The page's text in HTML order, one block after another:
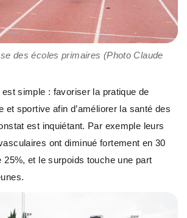
des écoles primaires (Photo Claude
est simple : favoriser la pratique de
et sportive afin d’améliorer la santé des
est inquiétant. Par exemple leurs
ont diminué fortement en 30
25%, et le surpoids touche une part